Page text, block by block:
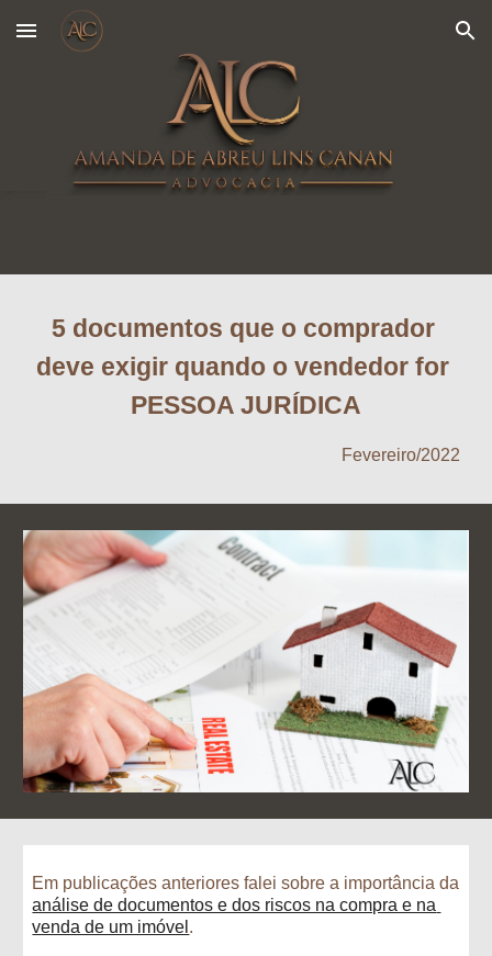
Skip to main content Skip to navigation
5 documentos que o comprador
deve exigir quando o vendedor for
PESSOA JURÍDICA
Fevereiro/2022
análise de documentos e dos riscos na compra e na
venda de um imóvel .